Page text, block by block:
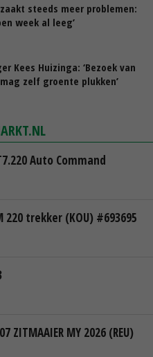
steeds meer problemen:
week al leeg’
Kees Huizinga: ‘Bezoek van
zelf groente plukken’
Auto Command
220 trekker (KOU) #693695
ZITMAAIER MY 2026 (REU)